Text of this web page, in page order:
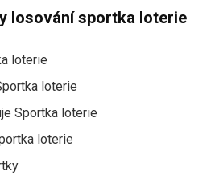
losování sportka loterie
loterie
loterie
Sportka loterie
loterie